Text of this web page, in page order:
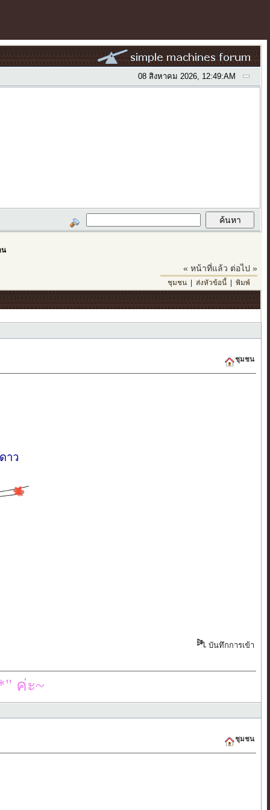
08 สิงหาคม 2026, 12:49:AM
น
« หน้าที่แล้ว ต่อไป »
ชุมชน| ส่งหัวข้อนี้| พิมพ์
ชุมชน
าว
บันทึกการเข้า
ค่ะ~
ชุมชน